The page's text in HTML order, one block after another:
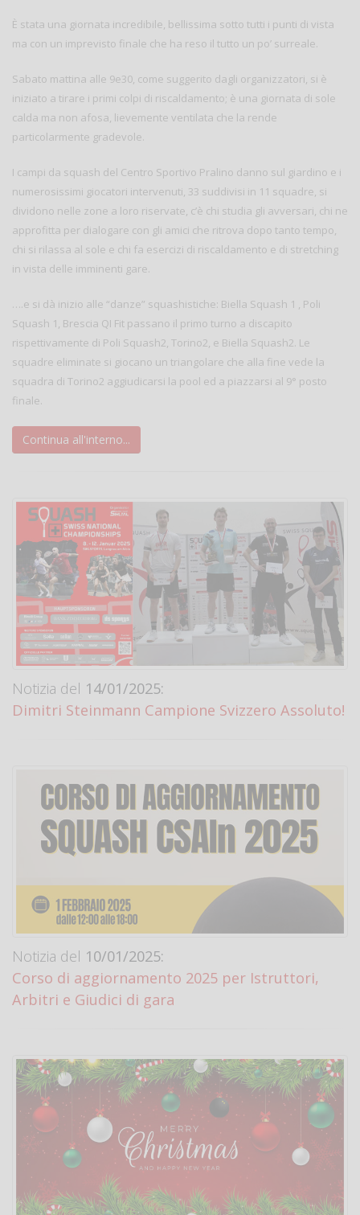
È stata una giornata incredibile, bellissima sotto tutti i punti di vista
ma con un imprevisto finale che ha reso il tutto un po’ surreale.
Sabato mattina alle 9e30, come suggerito dagli organizzatori, si è
iniziato a tirare i primi colpi di riscaldamento; è una giornata di sole
calda ma non afosa, lievemente ventilata che la rende
particolarmente gradevole.
I campi da squash del Centro Sportivo Pralino danno sul giardino e i
numerosissimi giocatori intervenuti, 33 suddivisi in 11 squadre, si
dividono nelle zone a loro riservate, c’è chi studia gli avversari, chi ne
approfitta per dialogare con gli amici che ritrova dopo tanto tempo,
chi si rilassa al sole e chi fa esercizi di riscaldamento e di stretching
in vista delle imminenti gare.
….e si dà inizio alle “danze” squashistiche: Biella Squash 1 , Poli
Squash 1, Brescia QI Fit passano il primo turno a discapito
rispettivamente di Poli Squash2, Torino2, e Biella Squash2. Le
squadre eliminate si giocano un triangolare che alla fine vede la
squadra di Torino2 aggiudicarsi la pool ed a piazzarsi al 9° posto
finale.
Continua all'interno...
Notizia del 14/01/2025:
Dimitri Steinmann Campione Svizzero Assoluto!
Notizia del 10/01/2025:
Corso di aggiornamento 2025 per Istruttori,
Arbitri e Giudici di gara